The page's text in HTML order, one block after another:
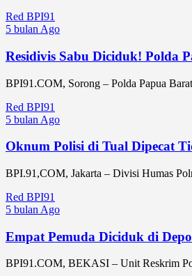
Red BPI91
5 bulan Ago
Residivis Sabu Diciduk! Polda
BPI91.COM, Sorong – Polda Papua
Red BPI91
5 bulan Ago
Oknum Polisi di Tual Dipecat
BPI.91,COM, Jakarta – Divisi Humas
Red BPI91
5 bulan Ago
Empat Pemuda Diciduk di
BPI91.COM, BEKASI – Unit Reskrim